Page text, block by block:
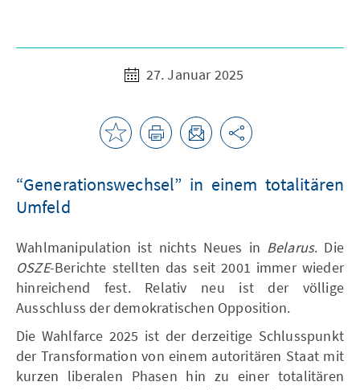
27. Januar 2025
“Generationswechsel” in einem totalitären
Umfeld
Wahlmanipulation ist nichts Neues in Belarus. Die
OSZE-Berichte stellten das seit 2001 immer wieder
hinreichend fest. Relativ neu ist der völlige
Ausschluss der demokratischen Opposition.
Die Wahlfarce 2025 ist der derzeitige Schlusspunkt
der Transformation von einem autoritären Staat mit
kurzen liberalen Phasen hin zu einer totalitären